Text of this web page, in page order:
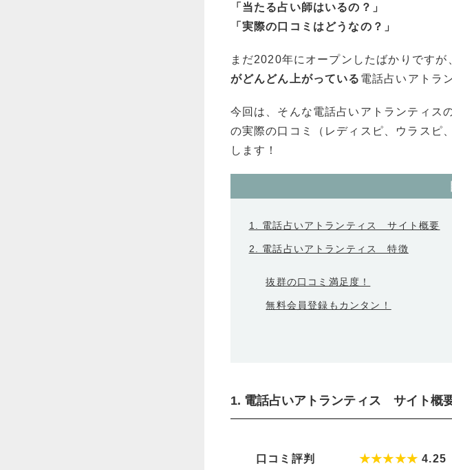
「当たる占い師はいるの？」
「実際の口コミはどうなの？」
まだ2020年にオープンしたばかりです
がどんどん上がっている 電話占いアトラ
今回は、そんな電話占いアトランティス
の実際の口コミ（レディスピ、ウラスピ
します！
1. 電話占いアトランティス サイト概要
2. 電話占いアトランティス 特徴
抜群の口コミ満足度！
無料会員登録もカンタン！
1. 電話占いアトランティス サイト概
口コミ評判 ★★★★★ 4.25